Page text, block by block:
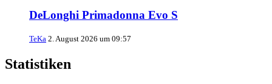
DeLonghi Primadonna Evo S
TeKa 2. August 2026 um 09:57
Statistiken